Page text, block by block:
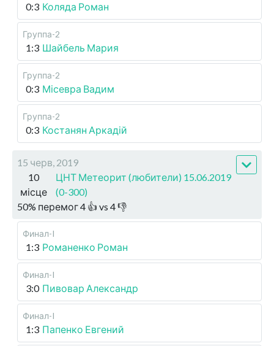
0:3 Коляда Роман
Группа-2
1:3 Шайбель Мария
Группа-2
0:3 Місевра Вадим
Группа-2
0:3 Костанян Аркадій
15 черв, 2019
10
місце
ЦНТ Метеорит (любители) 15.06.2019
(0-300)
50% перемог4 👍 vs 4👎
Финал-I
1:3 Романенко Роман
Финал-I
3:0 Пивовар Александр
Финал-I
1:3 Папенко Евгений